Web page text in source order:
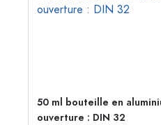
50 ml bouteille en
ouverture : DIN 32